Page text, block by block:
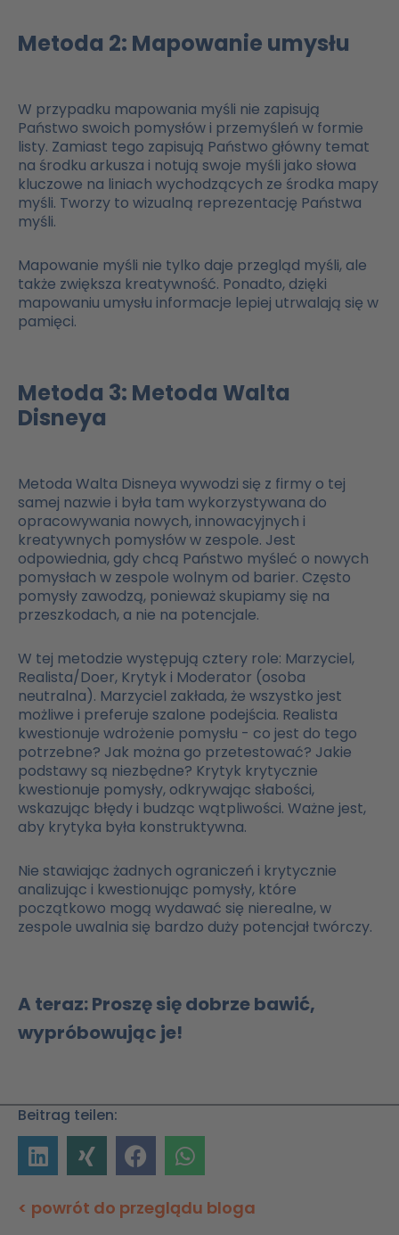
Metoda 2: Mapowanie umysłu
W przypadku mapowania myśli nie zapisują
Państwo swoich pomysłów i przemyśleń w formie
listy. Zamiast tego zapisują Państwo główny temat
na środku arkusza i notują swoje myśli jako słowa
kluczowe na liniach wychodzących ze środka mapy
myśli. Tworzy to wizualną reprezentację Państwa
myśli.
Mapowanie myśli nie tylko daje przegląd myśli, ale
także zwiększa kreatywność. Ponadto, dzięki
mapowaniu umysłu informacje lepiej utrwalają się w
pamięci.
Metoda 3: Metoda Walta
Disneya
Metoda Walta Disneya wywodzi się z firmy o tej
samej nazwie i była tam wykorzystywana do
opracowywania nowych, innowacyjnych i
kreatywnych pomysłów w zespole. Jest
odpowiednia, gdy chcą Państwo myśleć o nowych
pomysłach w zespole wolnym od barier. Często
pomysły zawodzą, ponieważ skupiamy się na
przeszkodach, a nie na potencjale.
W tej metodzie występują cztery role: Marzyciel,
Realista/Doer, Krytyk i Moderator (osoba
neutralna). Marzyciel zakłada, że wszystko jest
możliwe i preferuje szalone podejścia. Realista
kwestionuje wdrożenie pomysłu - co jest do tego
potrzebne? Jak można go przetestować? Jakie
podstawy są niezbędne? Krytyk krytycznie
kwestionuje pomysły, odkrywając słabości,
wskazując błędy i budząc wątpliwości. Ważne jest,
aby krytyka była konstruktywna.
Nie stawiając żadnych ograniczeń i krytycznie
analizując i kwestionując pomysły, które
początkowo mogą wydawać się nierealne, w
zespole uwalnia się bardzo duży potencjał twórczy.
A teraz: Proszę się dobrze bawić,
wypróbowując je!
< powrót do przeglądu bloga
Beitrag teilen: